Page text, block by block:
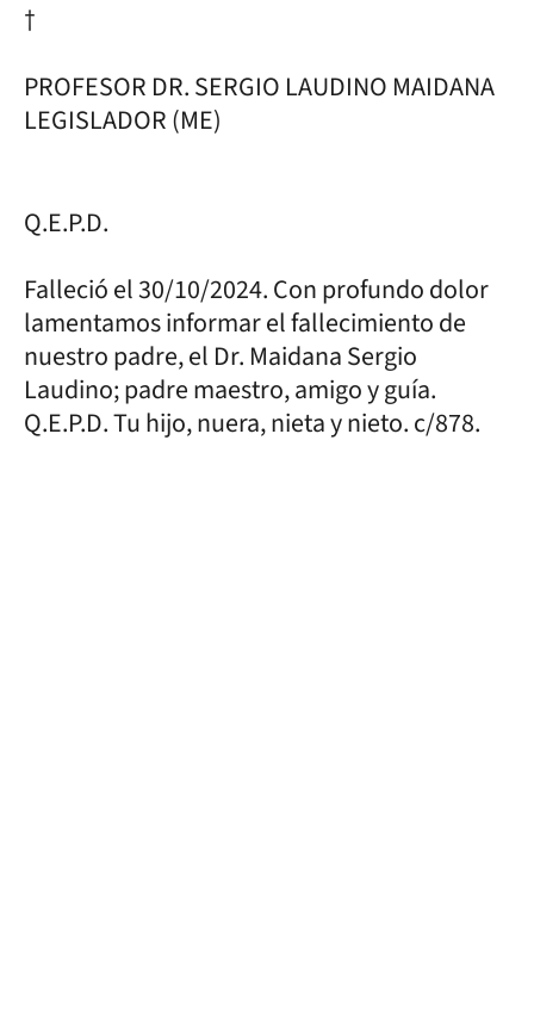
†
PROFESOR DR. SERGIO LAUDINO MAIDANA
LEGISLADOR (ME)
Q.E.P.D.
Falleció el 30/10/2024. Con profundo dolor
lamentamos informar el fallecimiento de
nuestro padre, el Dr. Maidana Sergio
Laudino; padre maestro, amigo y guía.
Q.E.P.D. Tu hijo, nuera, nieta y nieto. c/878.